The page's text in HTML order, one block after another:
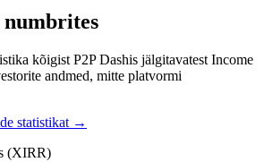
kõigist P2P Dashis jälgitavatest Income
andmed, mitte platvormi
statistikat →
(XIRR)